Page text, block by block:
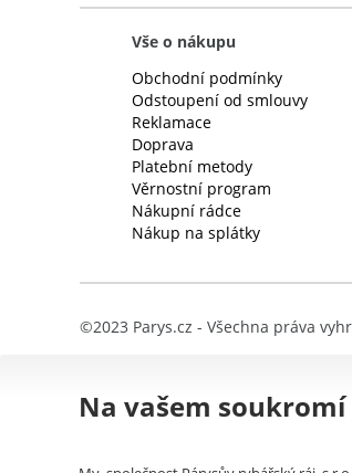
Vše o nákupu
Obchodní podmínky
Odstoupení od smlouvy
Reklamace
Doprava
Platební metody
Věrnostní program
Nákupní rádce
Nákup na splátky
©2023 Parys.cz - Všechna práva
Na vašem